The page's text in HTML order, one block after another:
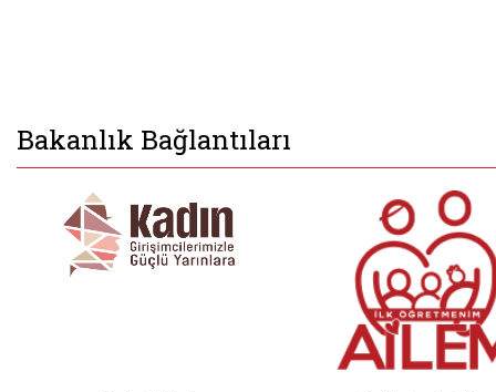
Bakanlık Bağlantıları